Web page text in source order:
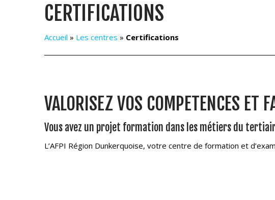
CERTIFICATIONS
Accueil » Les centres » Certifications
VALORISEZ VOS COMPETENCES ET
Vous avez un projet formation dans les métiers du
L’AFPI Région Dunkerquoise, votre centre de formation et